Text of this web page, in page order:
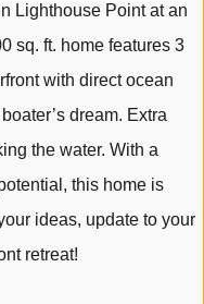
Lighthouse Point at an
sq. ft. home features 3
with direct ocean
dream. Extra
the water. With a
this home is
ideas, update to your
retreat!